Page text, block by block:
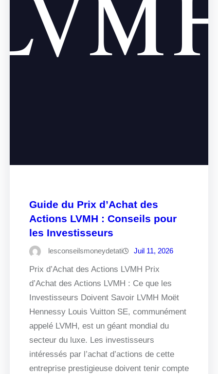
Guide du Prix d’Achat des
Actions LVMH : Conseils pour
les Investisseurs
lesconseilsmoneydetati Juil 11, 2026
Prix d’Achat des Actions LVMH Prix
d’Achat des Actions LVMH : Ce que les
Investisseurs Doivent Savoir LVMH Moët
Hennessy Louis Vuitton SE, communément
appelé LVMH, est un géant mondial du
secteur du luxe. Les investisseurs
intéressés par l’achat d’actions de cette
entreprise prestigieuse doivent tenir compte